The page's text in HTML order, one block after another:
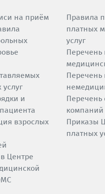
на приём
и
взрослых
Центре
Правила
платных
услуг
Перечень
Перечень
Перечень
Приказы
платных